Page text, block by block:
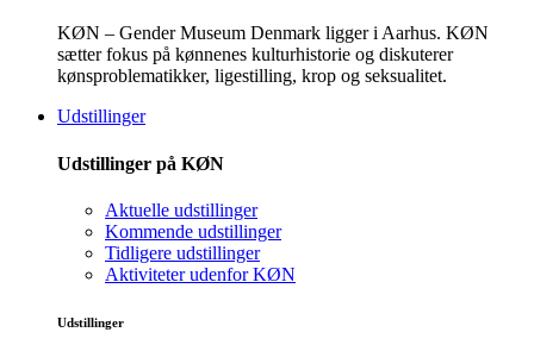
KØN – Gender Museum Denmark ligger i Aarhus. KØN
sætter fokus på kønnenes kulturhistorie og diskuterer
kønsproblematikker, ligestilling, krop og seksualitet.
Udstillinger
Udstillinger på KØN
Aktuelle udstillinger
Kommende udstillinger
Tidligere udstillinger
Aktiviteter udenfor KØN
Udstillinger